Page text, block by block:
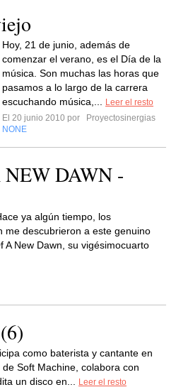
Hoy, 21 de junio, además de
comenzar el verano, es el Día de la
música. Son muchas las horas que
pasamos a lo largo de la carrera
escuchando música,...
Leer el resto
El 20 junio 2010 por
Proyectosinergias
NONE
DAWN -
ya algún tiempo, los
me descubrieron a este genuino
A New Dawn, su vigésimocuarto
como baterista y cantante en
Soft Machine, colabora con
un disco en...
Leer el resto